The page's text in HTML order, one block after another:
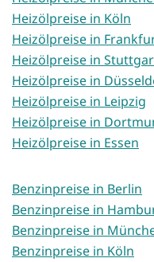
Heizölpreise in Köln
Heizölpreise in
Heizölpreise in
Heizölpreise in
Heizölpreise in Leipzig
Heizölpreise in
Heizölpreise in Essen
Benzinpreise in Berlin
Benzinpreise in
Benzinpreise in
Benzinpreise in Köln